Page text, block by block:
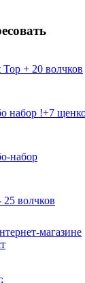
+ 20 волчков
набор !+7
набор
25 волчков